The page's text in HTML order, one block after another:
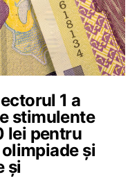
1 a
stimulente
lei pentru
şi
şi